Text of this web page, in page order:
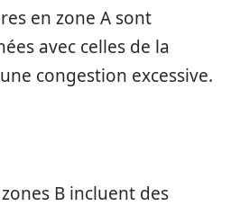
en zone A sont
avec celles de la
congestion excessive.
B incluent des